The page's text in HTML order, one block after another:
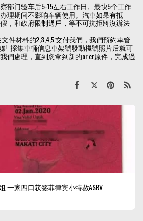
部门验车后5-15左右工作日。最快5个工作
理期间不影响车辆使用。汽車如果有抵
，和政府限制過戶，等不可抗拒將沒辦法
件材料的2,3,4,5 交付我們，我們預約車管
採集車輛信息車架號發動機號照片后就可
們處理，直到您拿到新的or cr原件，完成過
一家四口获签菲律宾小特赦ASRV